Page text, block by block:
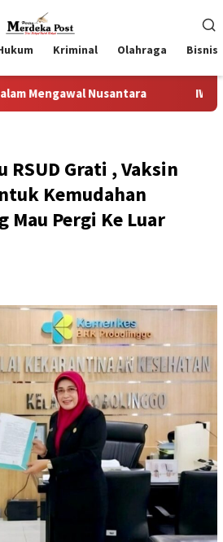
Kriminal Olahraga Bisnis
IWL Bersurat Ke
RSUD Grati , Vaksin
Kemudahan
Mau Pergi Ke Luar